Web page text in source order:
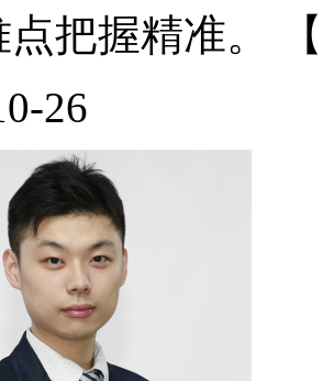
点把握精准。
26